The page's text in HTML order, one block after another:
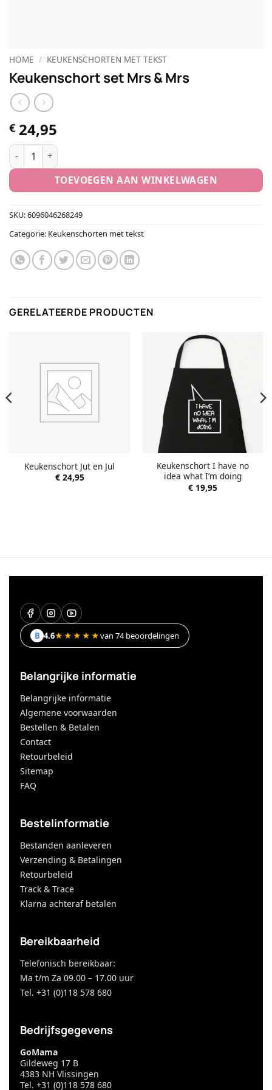
HOME / KEUKENSCHORTEN MET TEKST
Keukenschort set Mrs & Mrs
€ 24,95
Keukenschort set Mrs & Mrs aantal
TOEVOEGEN AAN WINKELWAGEN
SKU:6096046268249
Categorie: Keukenschorten met tekst
GERELATEERDE PRODUCTEN
Keukenschort Jut en Jul
€24,95
Keukenschort I have no
idea what I’m doing
€19,95
B 4.6★★★★★van 74 beoordelingen
Belangrijke informatie
Belangrijke informatie
Algemene voorwaarden
Bestellen & Betalen
Contact
Retourbeleid
Sitemap
FAQ
Bestelinformatie
Bestanden aanleveren
Verzending & Betalingen
Retourbeleid
Track & Trace
Klarna achteraf betalen
Bereikbaarheid
Telefonisch bereikbaar:
Ma t/m Za 09.00 – 17.00 uur
Tel. +31 (0)118 578 680
Bedrijfsgegevens
GoMama
Gildeweg 17 B
4383 NH Vlissingen
Tel. +31 (0)118 578 680